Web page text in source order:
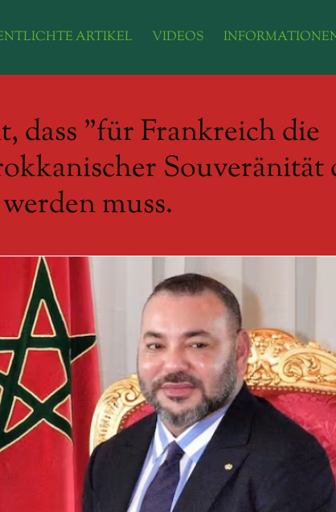
ARTIKEL VIDEOS
dass "für Frankreich die
Souveränität
muss.